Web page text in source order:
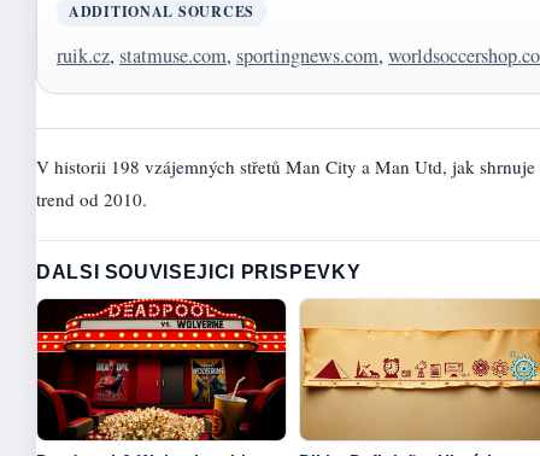
ADDITIONAL SOURCES
ruik.cz, statmuse.com, sportingnews.com,
V historii 198 vzájemných střetů Man City a Man Utd, jak shrnuje
trend od 2010.
DALSI SOUVISEJICI PRISPEVKY